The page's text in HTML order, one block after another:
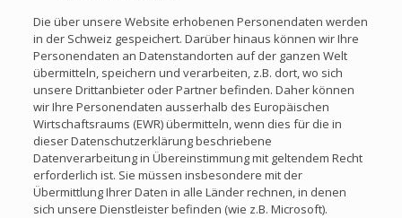
Die über unsere Website erhobenen Personendaten werden
in der Schweiz gespeichert. Darüber hinaus können wir Ihre
Personendaten an Datenstandorten auf der ganzen Welt
übermitteln, speichern und verarbeiten, z.B. dort, wo sich
unsere Drittanbieter oder Partner befinden. Daher können
wir Ihre Personendaten ausserhalb des Europäischen
Wirtschaftsraums (EWR) übermitteln, wenn dies für die in
dieser Datenschutzerklärung beschriebene
Datenverarbeitung in Übereinstimmung mit geltendem Recht
erforderlich ist. Sie müssen insbesondere mit der
Übermittlung Ihrer Daten in alle Länder rechnen, in denen
sich unsere Dienstleister befinden (wie z.B. Microsoft).